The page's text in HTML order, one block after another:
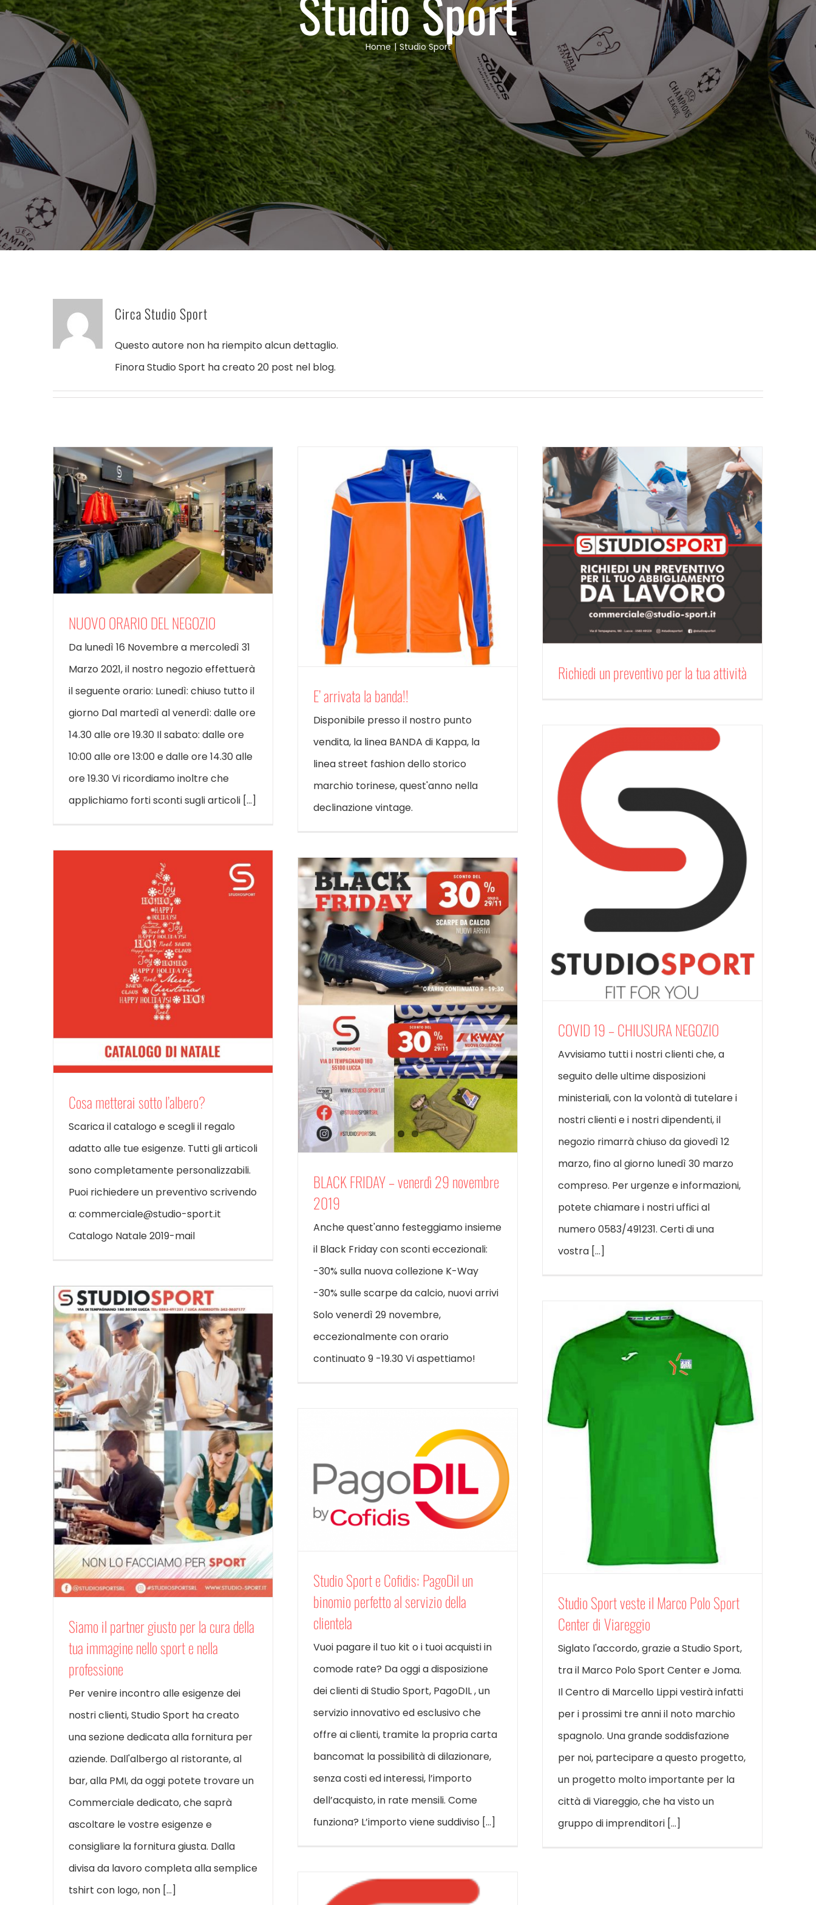
Home Studio Sport
Circa Studio Sport
Questo autore non ha riempito alcun dettaglio.
Finora Studio Sport ha creato 20 post nel blog.
NUOVO ORARIO DEL NEGOZIO
Da lunedì 16 Novembre a mercoledì 31
Marzo 2021, il nostro negozio effettuerà
il seguente orario: Lunedì: chiuso tutto il
giorno Dal martedì al venerdì: dalle ore
14.30 alle ore 19.30 Il sabato: dalle ore
10:00 alle ore 13:00 e dalle ore 14.30 alle
ore 19.30 Vi ricordiamo inoltre che
applichiamo forti sconti sugli articoli [...]
E’ arrivata la banda!!
Disponibile presso il nostro punto
vendita, la linea BANDA di Kappa, la
linea street fashion dello storico
marchio torinese, quest'anno nella
declinazione vintage.
Richiedi un preventivo per la tua attività
COVID 19 – CHIUSURA NEGOZIO
Avvisiamo tutti i nostri clienti che, a
seguito delle ultime disposizioni
ministeriali, con la volontà di tutelare i
nostri clienti e i nostri dipendenti, il
negozio rimarrà chiuso da giovedì 12
marzo, fino al giorno lunedì 30 marzo
compreso. Per urgenze e informazioni,
potete chiamare i nostri uffici al
numero 0583/491231. Certi di una
vostra [...]
Cosa metterai sotto l’albero?
Scarica il catalogo e scegli il regalo
adatto alle tue esigenze. Tutti gli articoli
sono completamente personalizzabili.
Puoi richiedere un preventivo scrivendo
a: commerciale@studio-sport.it
Catalogo Natale 2019-mail
BLACK FRIDAY – venerdì 29 novembre
2019
Anche quest'anno festeggiamo insieme
il Black Friday con sconti eccezionali:
-30% sulla nuova collezione K-Way
-30% sulle scarpe da calcio, nuovi arrivi
Solo venerdì 29 novembre,
eccezionalmente con orario
continuato 9 -19.30 Vi aspettiamo!
Siamo il partner giusto per la cura della
tua immagine nello sport e nella
professione
Per venire incontro alle esigenze dei
nostri clienti, Studio Sport ha creato
una sezione dedicata alla fornitura per
aziende. Dall'albergo al ristorante, al
bar, alla PMI, da oggi potete trovare un
Commerciale dedicato, che saprà
ascoltare le vostre esigenze e
consigliare la fornitura giusta. Dalla
divisa da lavoro completa alla semplice
tshirt con logo, non [...]
Studio Sport veste il Marco Polo Sport
Center di Viareggio
Siglato l'accordo, grazie a Studio Sport,
tra il Marco Polo Sport Center e Joma.
Il Centro di Marcello Lippi vestirà infatti
per i prossimi tre anni il noto marchio
spagnolo. Una grande soddisfazione
per noi, partecipare a questo progetto,
un progetto molto importante per la
città di Viareggio, che ha visto un
gruppo di imprenditori [...]
Studio Sport e Cofidis: PagoDil un
binomio perfetto al servizio della
clientela
Vuoi pagare il tuo kit o i tuoi acquisti in
comode rate? Da oggi a disposizione
dei clienti di Studio Sport, PagoDIL , un
servizio innovativo ed esclusivo che
offre ai clienti, tramite la propria carta
bancomat la possibilità di dilazionare,
senza costi ed interessi, l’importo
dell’acquisto, in rate mensili. Come
funziona? L’importo viene suddiviso [...]